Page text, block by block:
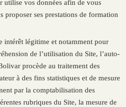
utilise vos données afin de vous
proposer ses prestations de formation
intérêt légitime et notamment pour
de l’utilisation du Site, l’auto-
procède au traitement des
à des fins statistiques et de mesure
par la comptabilisation des
rubriques du Site, la mesure de